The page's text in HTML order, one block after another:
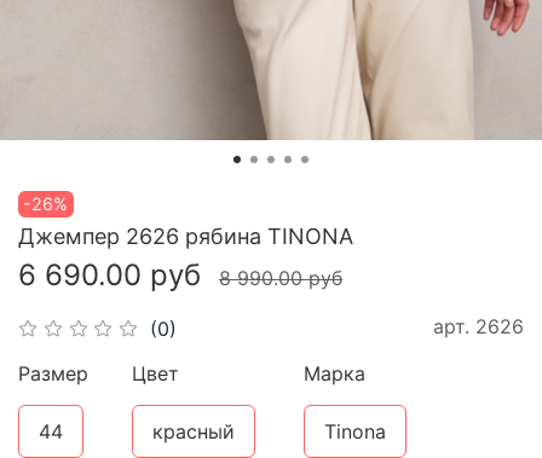
-26%
(0) арт. 2626
Джемпер 2626 рябина TINONA
6 690.00 руб 8 990.00 руб
Размер
44
Цвет
красный
Марка
Tinona